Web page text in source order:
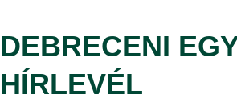
DEBRECENI
HÍRLEVÉL